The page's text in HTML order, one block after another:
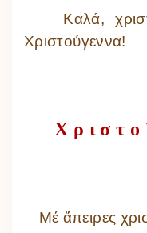
Καλά,
Χριστούγεννα!
Μέ ἄπειρες